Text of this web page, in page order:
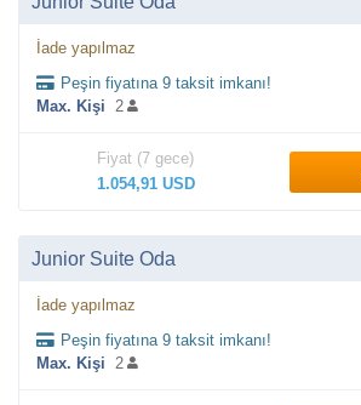
İade yapılmaz
Peşin fiyatına 9 taksit imkanı!
Max. Kişi 2
Fiyat (7 gece)
1.054,91 USD
Junior Suite Oda
İade yapılmaz
Peşin fiyatına 9 taksit imkanı!
Max. Kişi 2